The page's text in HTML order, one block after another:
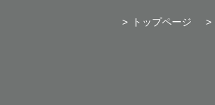
トップページ